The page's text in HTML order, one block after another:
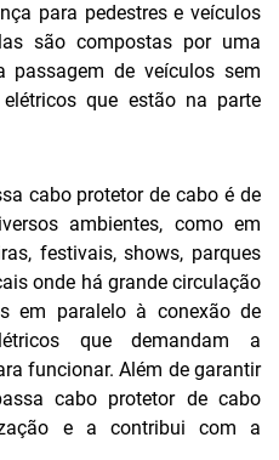
para pedestres e veículos
são compostas por uma
passagem de veículos sem
que estão na parte
cabo protetor de cabo é de
ambientes, como em
festivais, shows, parques
onde há grande circulação
em paralelo à conexão de
que demandam a
funcionar. Além de garantir
cabo protetor de cabo
e a contribui com a